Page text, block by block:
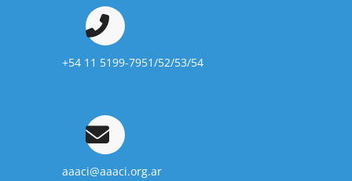
+54 11 5199-7951/52/53/54
aaaci@aaaci.org.ar